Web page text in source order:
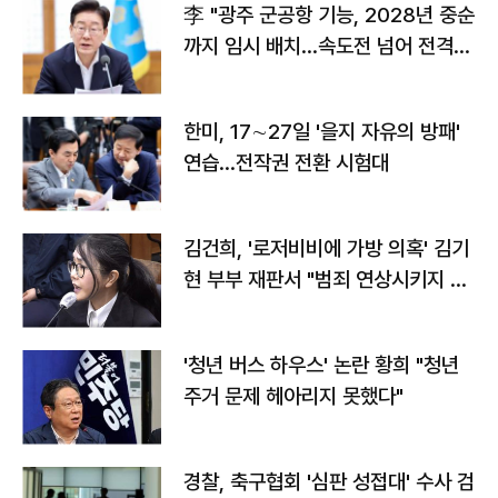
李 "광주 군공항 기능, 2028년 중순
까지 임시 배치…속도전 넘어 전격
한미, 17∼27일 '을지 자유의 방패'
연습…전작권 전환 시험대
김건희, '로저비비에 가방 의혹' 김기
현 부부 재판서 "범죄 연상시키지 말
'청년 버스 하우스' 논란 황희 "청년
주거 문제 헤아리지 못했다"
경찰, 축구협회 '심판 성접대' 수사 검